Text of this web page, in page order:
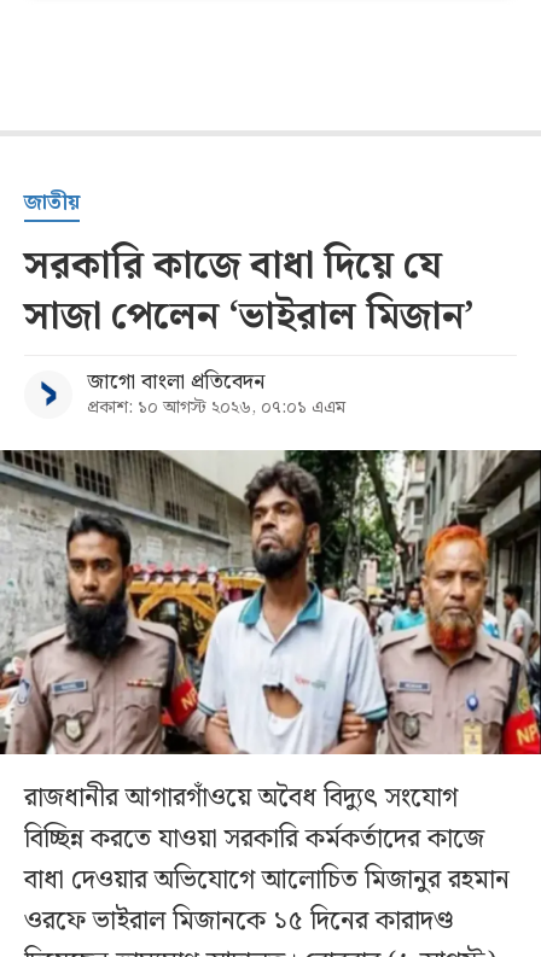
জাতীয়
সরকারি কাজে বাধা দিয়ে যে
সাজা পেলেন ‘ভাইরাল মিজান’
জাগো বাংলা প্রতিবেদন
প্রকাশ: ১০ আগস্ট ২০২৬, ০৭:০১ এএম
রাজধানীর আগারগাঁওয়ে অবৈধ বিদ্যুৎ সংযোগ
বিচ্ছিন্ন করতে যাওয়া সরকারি কর্মকর্তাদের কাজে
বাধা দেওয়ার অভিযোগে আলোচিত মিজানুর রহমান
ওরফে ভাইরাল মিজানকে ১৫ দিনের কারাদণ্ড